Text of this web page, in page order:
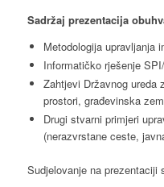
Sadržaj prezentacija
Metodologija upravljanja
Informatičko rješenje
Zahtjevi Državnog ureda
prostori, građevinska
Drugi stvarni primjeri
(nerazvrstane ceste,
Sudjelovanje na prezentaciji